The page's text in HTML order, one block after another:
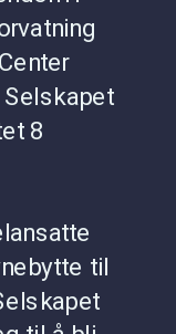
Selskapet
8
til